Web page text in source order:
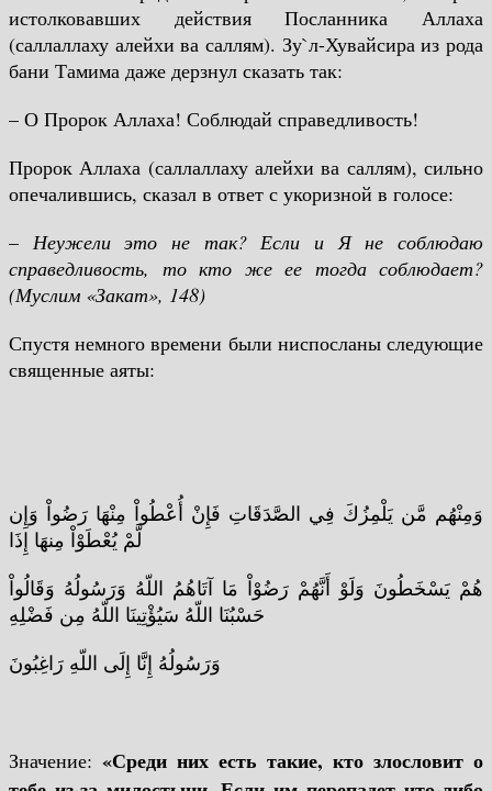
истолковавших действия Посланника Аллаха
(саллаллаху алейхи ва саллям). Зу`л-Хувайсира из рода
бани Тамима даже дерзнул сказать так:
– О Пророк Аллаха! Соблюдай справедливость!
Пророк Аллаха (саллаллаху алейхи ва саллям), сильно
опечалившись, сказал в ответ с укоризной в голосе:
– Неужели это не так? Если и Я не соблюдаю
справедливость, то кто же ее тогда соблюдает?
(Муслим «Закат», 148)
Спустя немного времени были ниспосланы следующие
священные аяты:
وَمِنْهُم مَّن يَلْمِزُكَ فِي الصَّدَقَاتِ فَإِنْ أُعْطُواْ مِنْهَا رَضُواْ وَإِن
لَّمْ يُعْطَوْاْ مِنهَا إِذَا
هُمْ يَسْخَطُونَ وَلَوْ أَنَّهُمْ رَضُوْاْ مَا آتَاهُمُ اللّهُ وَرَسُولُهُ وَقَالُواْ
حَسْبُنَا اللّهُ سَيُؤْتِينَا اللّهُ مِن فَضْلِهِ
وَرَسُولُهُ إِنَّا إِلَى اللّهِ رَاغِبُونَ
Значение: «Среди них есть такие, кто злословит о